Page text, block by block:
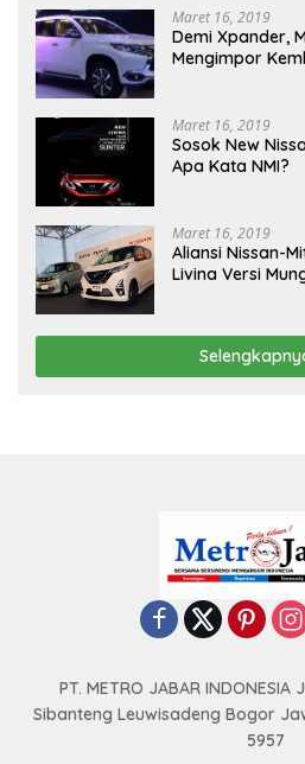
Maret 16, 2019
Demi Xpander,
Mengimpor
Maret 16, 2019
Sosok New
Apa Kata NMI?
Maret 16, 2019
Aliansi Nissan-
Livina Versi
PT. METRO JABAR
Sibanteng Leuwisadeng Bogor
5957